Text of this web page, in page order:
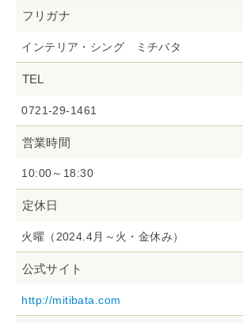
フリガナ
インテリア・シング ミチバタ
TEL
0721-29-1461
営業時間
10:00～18:30
定休日
火曜（2024.4月～火・金休み）
公式サイト
http://mitibata.com